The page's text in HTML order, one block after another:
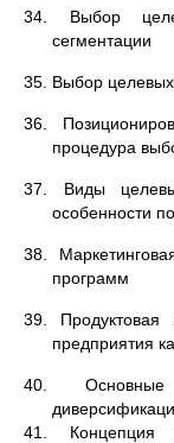
34. Выбор
сегментации
35. Выбор целевых
36.
процедура
37. Виды
особенности
38.
программ
39. Продуктовая
предприятия
40. Основные
41. Концепция